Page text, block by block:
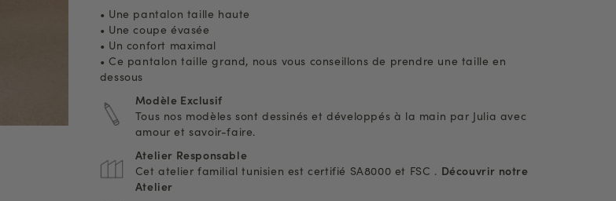
• Une pantalon taille haute
• Une coupe évasée
• Un confort maximal
• Ce pantalon taille grand, nous vous conseillons de prendre une taille en
dessous
Modèle Exclusif
Tous nos modèles sont dessinés et développés à la main par Julia avec
amour et savoir-faire.
Atelier Responsable
Cet atelier familial tunisien est certifié SA8000 et FSC . Découvrir notre
Atelier